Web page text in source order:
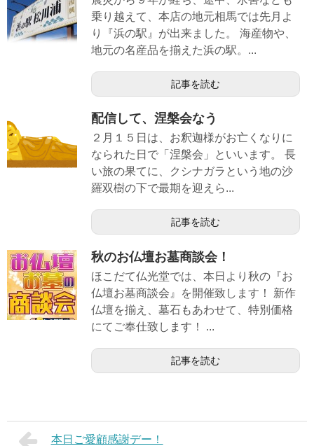
乗り越えて、本店の地元相馬では先月よ
り『浜の駅』が出来ました。 海産物や、
地元の名産品を揃えた浜の駅。...
記事を読む
配信して、涅槃会なう
２月１５日は、お釈迦様がお亡くなりに
なられた日で「涅槃会」といいます。 長
い旅の果てに、クシナガラという地の沙
羅双樹の下で最期を迎えら...
記事を読む
秋のお仏壇お墓商談会！
ほこだて仏光堂では、本日より秋の『お
仏壇お墓商談会』を開催致します！ 新作
仏壇を揃え、墓石もあわせて、特別価格
にてご奉仕致します！ ...
記事を読む
本日ご愛顧感謝デー！